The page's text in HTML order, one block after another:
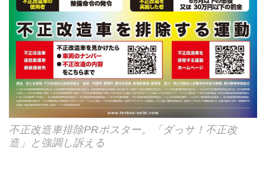
不正改造車排除PRポスター。「ダっサ！不正改
造」と強調し訴える